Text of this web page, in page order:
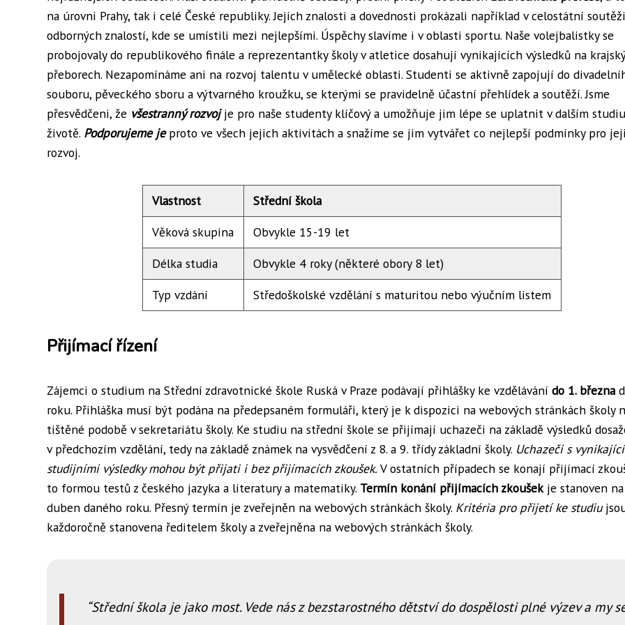
na úrovni Prahy, tak i celé České republiky. Jejich znalosti a dovednosti prokázali například v celostátní soutěži
odborných znalostí, kde se umístili mezi nejlepšími. Úspěchy slavíme i v oblasti sportu. Naše volejbalistky se
probojovaly do republikového finále a reprezentantky školy v atletice dosahují vynikajících výsledků na
přeborech. Nezapomínáme ani na rozvoj talentu v umělecké oblasti. Studenti se aktivně zapojují do
souboru, pěveckého sboru a výtvarného kroužku, se kterými se pravidelně účastní přehlídek a soutěží. Jsme
přesvědčeni, že všestranný rozvojje pro naše studenty klíčový a umožňuje jim lépe se uplatnit v dalším
životě. Podporujeme jeproto ve všech jejich aktivitách a snažíme se jim vytvářet co nejlepší podmínky pro
rozvoj.
Vlastnost
Střední škola
Věková skupina
Obvykle 15-19 let
Délka studia
Obvykle 4 roky (některé obory 8 let)
Typ vzdání
Středoškolské vzdělání s maturitou nebo výučním listem
Přijímací řízení
Zájemci o studium na Střední zdravotnické škole Ruská v Praze podávají přihlášky ke vzdělávání do 1. března
roku. Přihláška musí být podána na předepsaném formuláři, který je k dispozici na webových stránkách školy
tištěné podobě v sekretariátu školy. Ke studiu na střední škole se přijímají uchazeči na základě výsledků
v předchozím vzdělání, tedy na základě známek na vysvědčení z 8. a 9. třídy základní školy. Uchazeči s
studijními výsledky mohou být přijati i bez přijímacích zkoušek. V ostatních případech se konají přijímací
to formou testů z českého jazyka a literatury a matematiky. Termín konání přijímacích zkoušekje stanoven na
duben daného roku. Přesný termín je zveřejněn na webových stránkách školy. Kritéria pro přijetí ke studiu
každoročně stanovena ředitelem školy a zveřejněna na webových stránkách školy.
Střední škola je jako most. Vede nás z bezstarostného dětství do dospělosti plné výzev a my